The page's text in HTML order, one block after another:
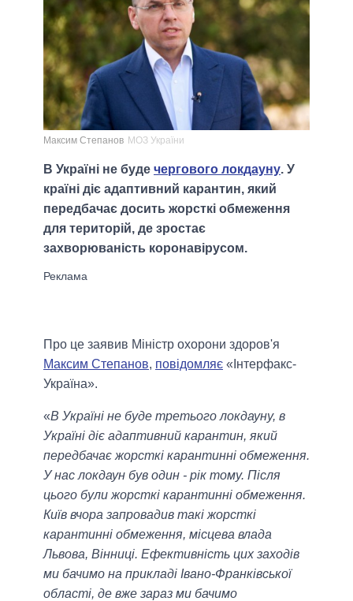
Максим Степанов МОЗ України
В Україні не буде чергового локдауну. У
країні діє адаптивний карантин, який
передбачає досить жорсткі обмеження
для територій, де зростає
захворюваність коронавірусом.
Про це заявив Міністр охорони здоров'я
Максим Степанов, повідомляє «Інтерфакс-
Україна».
«В Україні не буде третього локдауну, в
Україні діє адаптивний карантин, який
передбачає жорсткі карантинні обмеження.
У нас локдаун був один - рік тому. Після
цього були жорсткі карантинні обмеження.
Київ вчора запровадив такі жорсткі
карантинні обмеження, місцева влада
Львова, Вінниці. Ефективність цих заходів
ми бачимо на прикладі Івано-Франківської
області, де вже зараз ми бачимо